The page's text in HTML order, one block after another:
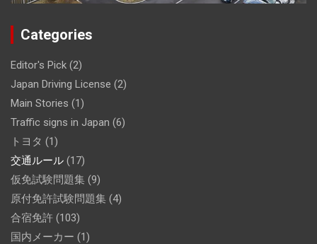
Categories
Editor's Pick (2)
Japan Driving License (2)
Main Stories (1)
Traffic signs in Japan (6)
トヨタ (1)
交通ルール (17)
仮免試験問題集 (9)
原付免許試験問題集 (4)
合宿免許 (103)
国内メーカー (1)